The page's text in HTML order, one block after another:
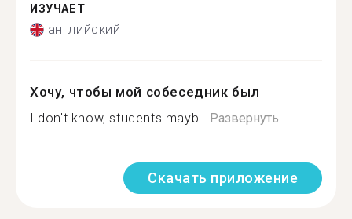
ИЗУЧАЕТ
английский
Хочу, чтобы мой собеседник был
I don't know, students mayb...Развернуть
Скачать приложение